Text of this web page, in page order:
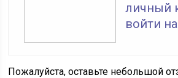
личный
войти
Пожалуйста, оставьте небольшой